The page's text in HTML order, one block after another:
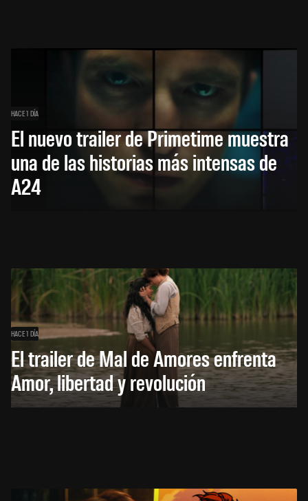
HACE 1 DÍA
El nuevo trailer de Primetime muestra
una de las historias más intensas de
A24
HACE 1 DÍA
El trailer de Mal de Amores enfrenta
Amor, libertad y revolución